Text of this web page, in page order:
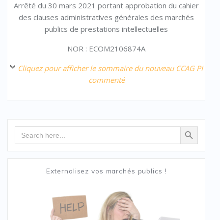
Arrêté du 30 mars 2021 portant approbation du cahier
des clauses administratives générales des marchés
publics de prestations intellectuelles
NOR : ECOM2106874A
Cliquez pour afficher le sommaire du nouveau CCAG PI
commenté
Search Search Button
Externalisez vos marchés publics !